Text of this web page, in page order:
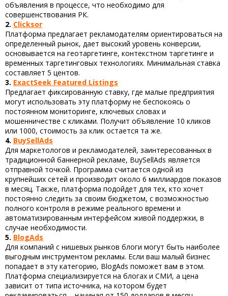
объявления в процессе, что необходимо для
совершенствования РК.
2. Clicksor
Платформа предлагает рекламодателям ориентироваться на
определенный рынок, дает высокий уровень конверсии,
основывается на геотаргетинге, контекстном таргетинге и
временных таргетинговых технологиях. Минимальная ставка
составляет 5 центов.
3. ExactSeek Featured Listings
Предлагает фиксированную ставку, где малые предприятия
могут использовать эту платформу не беспокоясь о
постоянном мониторинге, ключевых словах и
мошенничестве с кликами. Получит объявление 10 кликов
или 1000, стоимость за клик остается та же.
4. BuySellAds
Для маркетологов и рекламодателей, заинтересованных в
традиционной баннерной рекламе, BuySellAds является
отправной точкой. Программа считается одной из
крупнейших сетей и производит около 6 миллиардов показов
в месяц. Также, платформа подойдет для тех, кто хочет
постоянно следить за своим бюджетом, с возможностью
полного контроля в режиме реального времени и
автоматизированным интерфейсом живой поддержки, в
случае необходимости.
5. BlogAds
Для компаний с нишевых рынков блоги могут быть наиболее
выгодным инструментом рекламы. Если ваш малый бизнес
попадает в эту категорию, BlogAds поможет вам в этом.
Платформа специализируется на блогах и СМИ, а цена
зависит от типа источника, на котором будет